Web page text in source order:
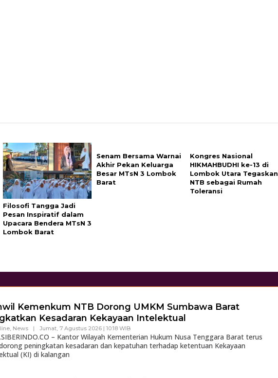
Filosofi Tangga Jadi
Pesan Inspiratif dalam
Upacara Bendera MTsN 3
Lombok Barat
Senam Bersama Warnai
Akhir Pekan Keluarga
Besar MTsN 3 Lombok
Barat
Kongres Nasional
HIKMAHBUDHI ke-13 di
Lombok Utara Tegaskan
NTB sebagai Rumah
Toleransi
Kemenkum NTB Dorong UMKM Sumbawa Barat
Kesadaran Kekayaan Intelektual
, News | Jumat, 7 Agustus 2026 | 10:18 WIB
– Kantor Wilayah Kementerian Hukum Nusa Tenggara Barat terus
peningkatan kesadaran dan kepatuhan terhadap ketentuan Kekayaan
(KI) di kalangan